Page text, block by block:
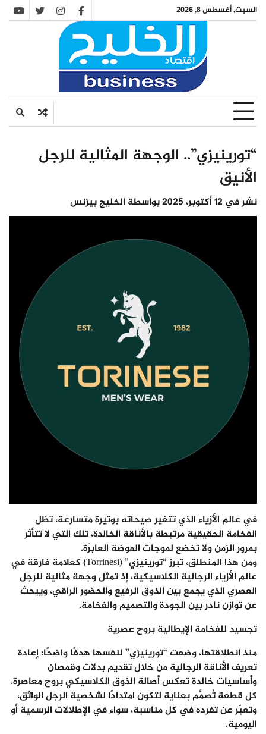
السبت, أغسطس 8, 2026 facebook
instagram
twitter
“تورينيزي”.. الوجهة المثالية للرجل
الأنيق
نشر في 12 أكتوبر، 2025 بواسطة الخليج بيزنس
في عالم الأزياء الذي تتغير صيحاته بوتيرة متسارعة، تظل
الفخامة الحقيقية مرتبطة بالأناقة الخالدة، تلك التي لا تتأثر
بمرور الزمن ولا تخضع لموجات الموضة العابرَة.
ومن هذا المنطلق، تبرز “تورينيزي” (Torrinesi) كعلامة فارقة في
عالم الأزياء الرجالية الكلاسيكية، إذ تمثل وجهة مثالية للرجل
العصري الذي يجمع بين الذوق الرفيع والحضور الراقي، ويبحث
عن توازن نادر بين الجودة والتصميم والفخامة.
تجسيد للفخامة الإيطالية بروح عصرية
منذ انطلاقتها، وضعت “تورينيزي” لنفسها هدفًا واضحًا: إعادة
تعريف الأناقة الرجالية من خلال تقديم بدلات وقمصان
وأساسيات خالدة تعكس أصالة الذوق الكلاسيكي بروح معاصرة.
كل قطعة تُصمَّم بعناية لتكون امتدادًا لشخصية الرجل الواثق،
وتعبّر عن تفرده في كل مناسبة، سواء في الإطلالات الرسمية أو
اليومية.